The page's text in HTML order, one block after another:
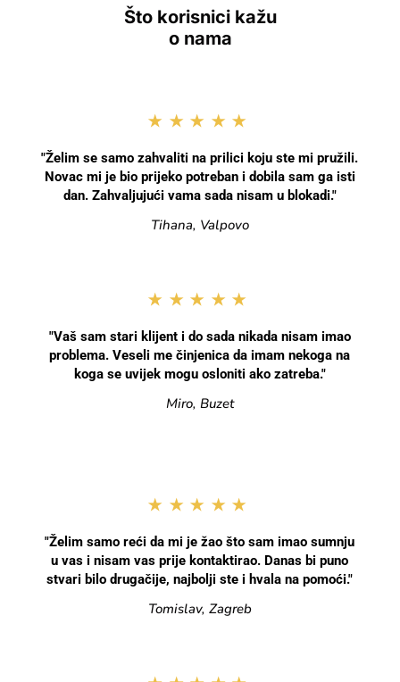
Što korisnici kažu
o nama
★★★★★
"Želim se samo zahvaliti na prilici koju ste mi pružili.
Novac mi je bio prijeko potreban i dobila sam ga isti
dan. Zahvaljujući vama sada nisam u blokadi."
Tihana, Valpovo
★★★★★
"Vaš sam stari klijent i do sada nikada nisam imao
problema. Veseli me činjenica da imam nekoga na
koga se uvijek mogu osloniti ako zatreba."
Miro, Buzet
★★★★★
"Želim samo reći da mi je žao što sam imao sumnju
u vas i nisam vas prije kontaktirao. Danas bi puno
stvari bilo drugačije, najbolji ste i hvala na pomoći."
Tomislav, Zagreb